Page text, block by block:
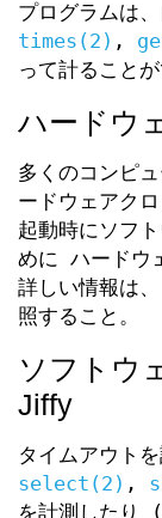
プログラムは
times(2) ,
って計ることが
ハードウ
多くのコンピ
ードウェアク
起動時にソフ
めに ハードウ
詳しい情報は、
照すること。
ソフトウ
Jiffy
タイムアウト
select(2) ,
を計測したり